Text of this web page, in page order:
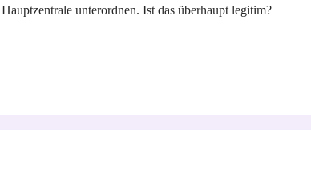
unterordnen. Ist das überhaupt legitim?